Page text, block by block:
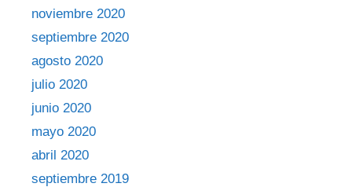
noviembre 2020
septiembre 2020
agosto 2020
julio 2020
junio 2020
mayo 2020
abril 2020
septiembre 2019